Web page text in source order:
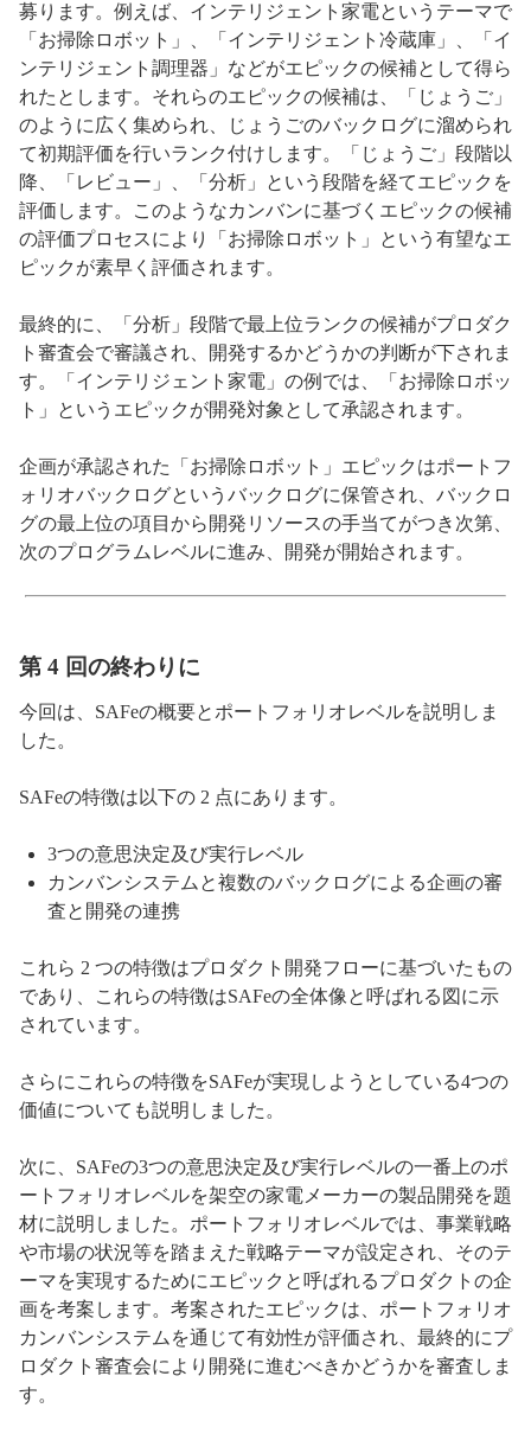
募ります。例えば、インテリジェント家電というテーマで
「お掃除ロボット」、「インテリジェント冷蔵庫」、「イ
ンテリジェント調理器」などがエピックの候補として得ら
れたとします。それらのエピックの候補は、「じょうご」
のように広く集められ、じょうごのバックログに溜められ
て初期評価を行いランク付けします。「じょうご」段階以
降、「レビュー」、「分析」という段階を経てエピックを
評価します。このようなカンバンに基づくエピックの候補
の評価プロセスにより「お掃除ロボット」という有望なエ
ピックが素早く評価されます。
最終的に、「分析」段階で最上位ランクの候補がプロダク
ト審査会で審議され、開発するかどうかの判断が下されま
す。「インテリジェント家電」の例では、「お掃除ロボッ
ト」というエピックが開発対象として承認されます。
企画が承認された「お掃除ロボット」エピックはポートフ
ォリオバックログというバックログに保管され、バックロ
グの最上位の項目から開発リソースの手当てがつき次第、
次のプログラムレベルに進み、開発が開始されます。
第 4 回の終わりに
今回は、SAFeの概要とポートフォリオレベルを説明しま
した。
SAFeの特徴は以下の 2 点にあります。
3つの意思決定及び実行レベル
カンバンシステムと複数のバックログによる企画の審
査と開発の連携
これら 2 つの特徴はプロダクト開発フローに基づいたもの
であり、これらの特徴はSAFeの全体像と呼ばれる図に示
されています。
さらにこれらの特徴をSAFeが実現しようとしている4つの
価値についても説明しました。
次に、SAFeの3つの意思決定及び実行レベルの一番上のポ
ートフォリオレベルを架空の家電メーカーの製品開発を題
材に説明しました。ポートフォリオレベルでは、事業戦略
や市場の状況等を踏まえた戦略テーマが設定され、そのテ
ーマを実現するためにエピックと呼ばれるプロダクトの企
画を考案します。考案されたエピックは、ポートフォリオ
カンバンシステムを通じて有効性が評価され、最終的にプ
ロダクト審査会により開発に進むべきかどうかを審査しま
す。